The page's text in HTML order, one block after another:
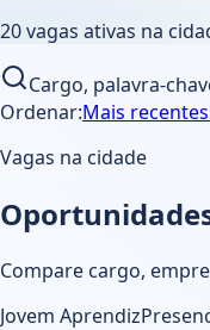
20vagas ativas na
Cargo, palavra-
Ordenar:Mais recentes
Vagas na cidade
Compare cargo,
Jovem Aprendiz